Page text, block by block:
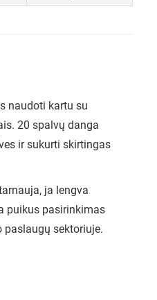
naudoti kartu su
20 spalvų danga
ir sukurti skirtingas
ja lengva
puikus pasirinkimas
sektoriuje.